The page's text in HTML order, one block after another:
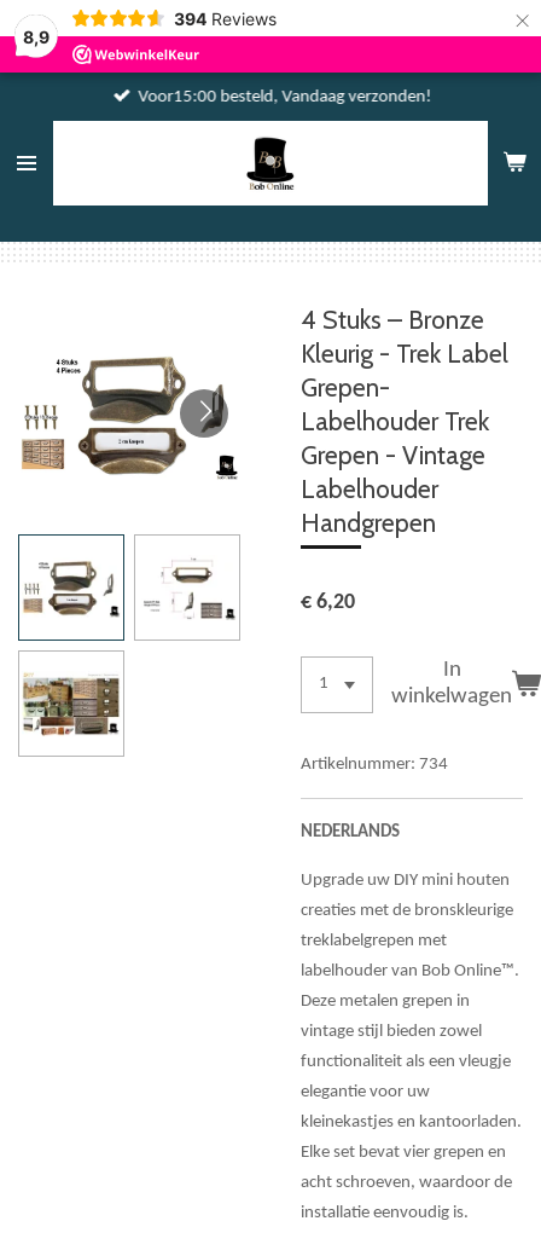
8,9
394 Reviews ×
Voor15:00 besteld, Vandaag verzonden!
4 Stuks – Bronze
Kleurig - Trek Label
Grepen-
Labelhouder Trek
Grepen - Vintage
Labelhouder
Handgrepen
€ 6,20
In
winkelwagen
Artikelnummer: 734
NEDERLANDS
Upgrade uw DIY mini houten
creaties met de bronskleurige
treklabelgrepen met
labelhouder van Bob Online™.
Deze metalen grepen in
vintage stijl bieden zowel
functionaliteit als een vleugje
elegantie voor uw
kleinekastjes en kantoorladen.
Elke set bevat vier grepen en
acht schroeven, waardoor de
installatie eenvoudig is.